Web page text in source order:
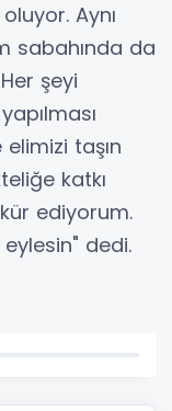
Aynı
sabahında da
şeyi
taşın
katkı
ediyorum.
eylesin" dedi.